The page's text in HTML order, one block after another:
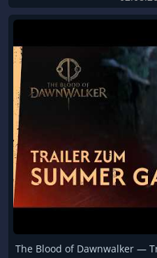
The Blood of Dawnwalker —